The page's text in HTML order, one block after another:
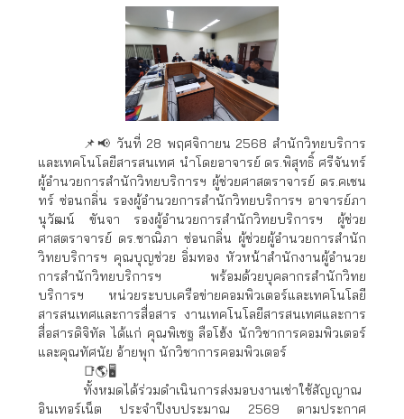
📌📢 วันที่ 28 พฤศจิกายน 2568 สำนักวิทยบริการ
และเทคโนโลยีสารสนเทศ นำโดยอาจารย์ ดร.พิสุทธิ์ ศรีจันทร์
ผู้อำนวยการสำนักวิทยบริการฯ ผู้ช่วยศาสตราจารย์ ดร.คเชน
ทร์ ซ่อนกลิ่น รองผู้อำนวยการสำนักวิทยบริการฯ อาจารย์ภา
นุวัฒน์ ขันจา รองผู้อำนวยการสำนักวิทยบริการฯ ผู้ช่วย
ศาสตราจารย์ ดร.ชาณิภา ซ่อนกลิ่น ผู้ช่วยผู้อำนวยการสำนัก
วิทยบริการฯ คุณบุญช่วย อิ่มทอง หัวหน้าสำนักงานผู้อำนวย
การสำนักวิทยบริการฯ พร้อมด้วยบุคลากรสำนักวิทย
บริการฯ หน่วยระบบเครือข่ายคอมพิวเตอร์และเทคโนโลยี
สารสนเทศและการสื่อสาร งานเทคโนโลยีสารสนเทศและการ
สื่อสารดิจิทัล ได้แก่ คุณพิเชฐ ลือโฮ้ง นักวิชาการคอมพิวเตอร์
และคุณทัศนัย อ้ายพุก นักวิชาการคอมพิวเตอร์
📑🌎🖥
ทั้งหมดได้ร่วมดำเนินการส่งมอบงานเช่าใช้สัญญาณ
อินเทอร์เน็ต ประจำปีงบประมาณ 2569 ตามประกาศ